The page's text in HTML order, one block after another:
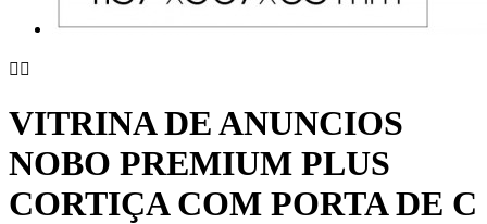
 
VITRINA DE ANUNCIOS
NOBO PREMIUM PLUS
CORTIÇA COM PORTA DE C